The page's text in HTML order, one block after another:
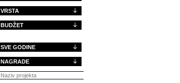
VRSTA
BUDŽET
SVE GODINE
NAGRADE